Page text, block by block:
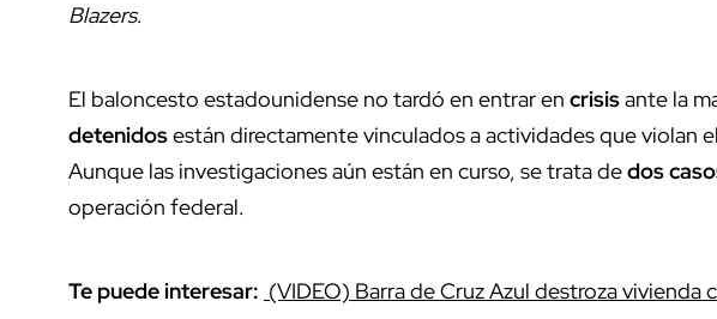
Blazers.
El baloncesto estadounidense no tardó en entrar en crisisante la
detenidosestán directamente vinculados a actividades que violan
Aunque las investigaciones aún están en curso, se trata dedos
operación federal.
Te puede interesar: (VIDEO) Barra de Cruz Azul destroza vivienda